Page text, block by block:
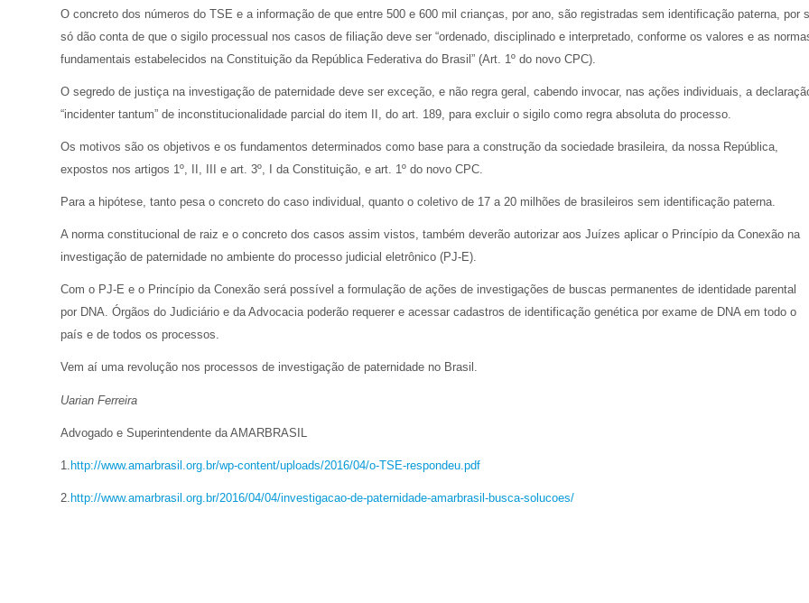
O concreto dos números do TSE e a informação de que entre 500 e 600 mil crianças, por ano, são registradas sem identificação paterna, por
só dão conta de que o sigilo processual nos casos de filiação deve ser “ordenado, disciplinado e interpretado, conforme os valores e as
fundamentais estabelecidos na Constituição da República Federativa do Brasil” (Art. 1º do novo CPC).
O segredo de justiça na investigação de paternidade deve ser exceção, e não regra geral, cabendo invocar, nas ações individuais, a
“incidenter tantum” de inconstitucionalidade parcial do item II, do art. 189, para excluir o sigilo como regra absoluta do processo.
Os motivos são os objetivos e os fundamentos determinados como base para a construção da sociedade brasileira, da nossa República,
expostos nos artigos 1º, II, III e art. 3º, I da Constituição, e art. 1º do novo CPC.
Para a hipótese, tanto pesa o concreto do caso individual, quanto o coletivo de 17 a 20 milhões de brasileiros sem identificação paterna.
A norma constitucional de raiz e o concreto dos casos assim vistos, também deverão autorizar aos Juízes aplicar o Princípio da Conexão na
investigação de paternidade no ambiente do processo judicial eletrônico (PJ-E).
Com o PJ-E e o Princípio da Conexão será possível a formulação de ações de investigações de buscas permanentes de identidade parental
por DNA. Órgãos do Judiciário e da Advocacia poderão requerer e acessar cadastros de identificação genética por exame de DNA em todo o
país e de todos os processos.
Vem aí uma revolução nos processos de investigação de paternidade no Brasil.
Uarian Ferreira
Advogado e Superintendente da AMARBRASIL
1. http://www.amarbrasil.org.br/wp-content/uploads/2016/04/o-TSE-respondeu.pdf
2. http://www.amarbrasil.org.br/2016/04/04/investigacao-de-paternidade-amarbrasil-busca-solucoes/